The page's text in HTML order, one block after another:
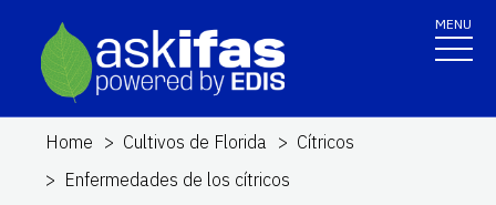
MENU
Home Cultivos de Florida
Cítricos
Enfermedades de los cítricos